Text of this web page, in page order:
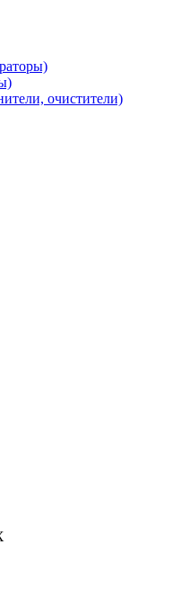
очистители)